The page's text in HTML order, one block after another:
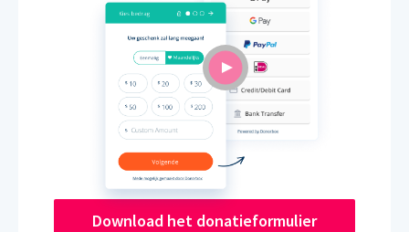
Download het donatieformulier